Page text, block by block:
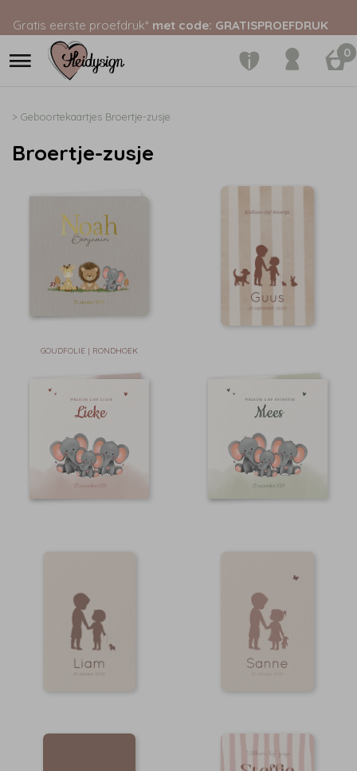
Gratis eerste proefdruk* met code: GRATISPROEFDRUK
0
> Geboortekaartjes Broertje-zusje
Broertje-zusje
GOUDFOLIE | RONDHOEK